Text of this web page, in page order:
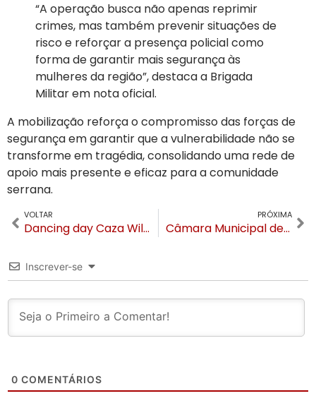
“A operação busca não apenas reprimir
crimes, mas também prevenir situações de
risco e reforçar a presença policial como
forma de garantir mais segurança às
mulheres da região”, destaca a Brigada
Militar em nota oficial.
A mobilização reforça o compromisso das forças de
segurança em garantir que a vulnerabilidade não se
transforme em tragédia, consolidando uma rede de
apoio mais presente e eficaz para a comunidade
serrana.
VOLTAR
Dancing day Caza Wilfrido promete noite nostálgica em Gramado no dia 14 de março
PRÓXIMA
Câmara Municipal de Gramado retoma sessões ordinárias nesta segunda-feira
Inscrever-se
0 COMENTÁRIOS